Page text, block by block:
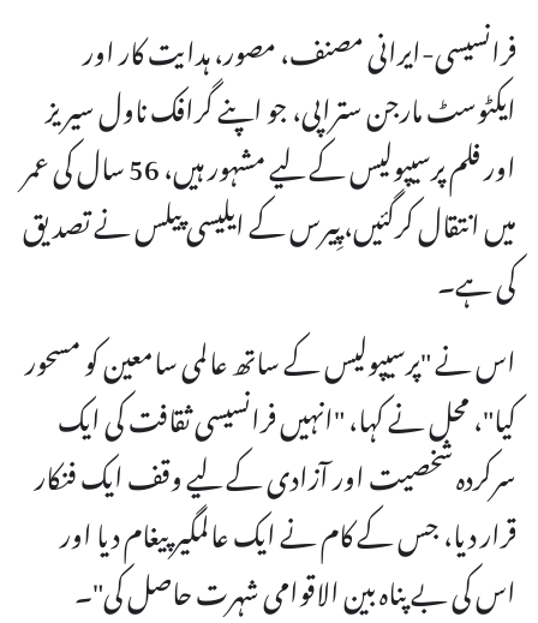
فرانسیسی-ایرانی مصنف، مصور، ہدایت کار اور
ایکٹوسٹ مارجن ستراپی، جو اپنے گرافک ناول سیریز
اور فلم پرسیپولیس کے لیے مشہور ہیں، 56 سال کی عمر
میں انتقال کرگئیں، پِیرس کے ایلیسی پیلس نے تصدیق
کی ہے۔
اس نے "پرسیپولیس کے ساتھ عالمی سامعین کو مسحور
کیا"، محل نے کہا، "انہیں فرانسیسی ثقافت کی ایک
سرکردہ شخصیت اور آزادی کے لیے وقف ایک فنکار
قرار دیا، جس کے کام نے ایک عالمگیر پیغام دیا اور
اس کی بے پناہ بین الاقوامی شہرت حاصل کی"۔